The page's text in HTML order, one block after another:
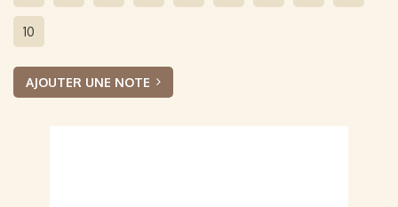
10
AJOUTER UNE NOTE